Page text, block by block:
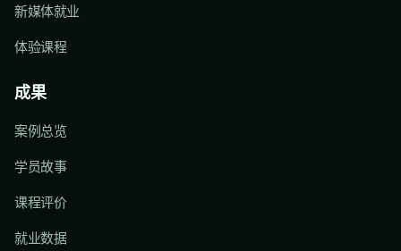
新媒体就业
体验课程
成果
案例总览
学员故事
课程评价
就业数据